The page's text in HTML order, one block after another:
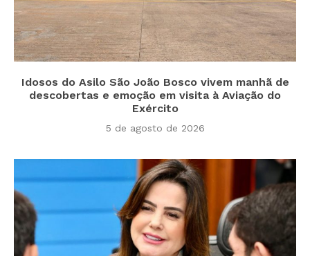
Idosos do Asilo São João Bosco vivem manhã de
descobertas e emoção em visita à Aviação do
Exército
5 de agosto de 2026